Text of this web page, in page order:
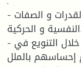
- للألعاب الشبه الرياضية دور في تنمية القدرات و الصفات
النفسية و الحركية.
- للأستاذ دور هام في الحصة و ذلك من خلال التنويع في
إحساسهم بالملل .